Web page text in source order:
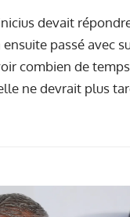
devait
passé avec
combien de
ne devrait plus